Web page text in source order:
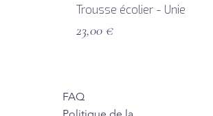
Trousse écolier - Unie
Prix
23,00 €
FAQ